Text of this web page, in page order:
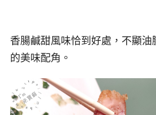
香腸鹹甜風味恰到好處，不顯油
的美味配角。